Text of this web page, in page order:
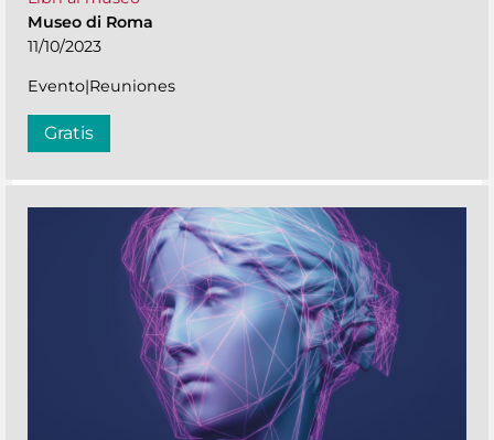
Museo di Roma
11/10/2023
Evento|Reuniones
Gratis